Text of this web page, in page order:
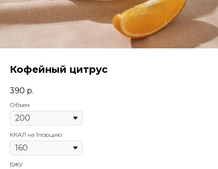
Кофейный цитрус
390 р.
Объем
ККАЛ на 1порцию
БЖУ